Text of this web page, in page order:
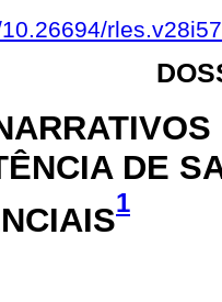
DE
1